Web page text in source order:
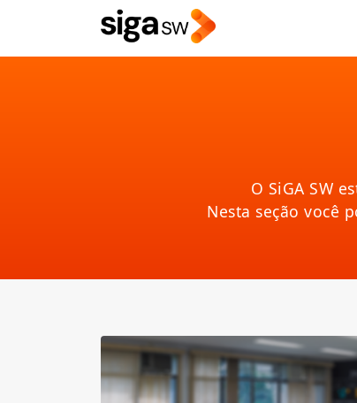
O SiGA SW
Nesta seção você